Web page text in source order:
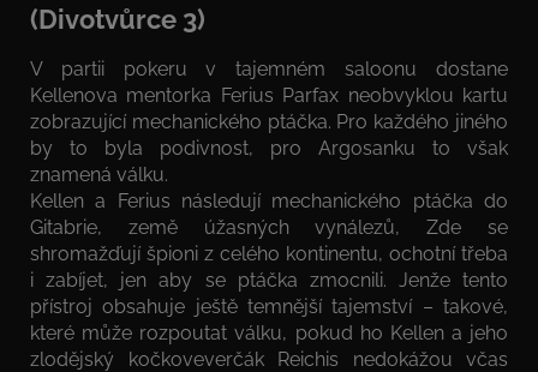
(Divotvůrce 3)
V partii pokeru v tajemném saloonu dostane
Kellenova mentorka Ferius Parfax neobvyklou kartu
zobrazující mechanického ptáčka. Pro každého jiného
by to byla podivnost, pro Argosanku to však
znamená válku.
Kellen a Ferius následují mechanického ptáčka do
Gitabrie, země úžasných vynálezů, Zde se
shromažďují špioni z celého kontinentu, ochotní třeba
i zabíjet, jen aby se ptáčka zmocnili. Jenže tento
přístroj obsahuje ještě temnější tajemství – takové,
které může rozpoutat válku, pokud ho Kellen a jeho
zlodějský kočkoveverčák Reichis nedokážou včas